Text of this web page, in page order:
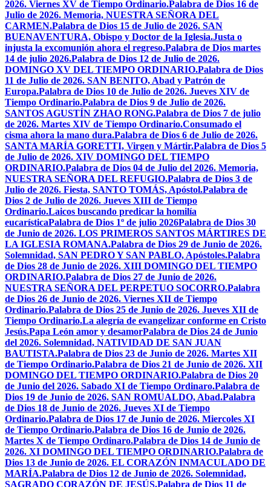
2026. Viernes XV de Tiempo Ordinario.Palabra de Dios 16 de
Julio de 2026. Memoria, NUESTRA SEÑORA DEL
CARMEN.Palabra de Dios 15 de Julio de 2026. SAN
BUENAVENTURA, Obispo y Doctor de la Iglesia.Justa o
injusta la excomunión ahora el regreso.Palabra de Dios martes
14 de julio 2026.Palabra de Dios 12 de Julio de 2026.
DOMINGO XV DEL TIEMPO ORDINARIO.Palabra de Dios
11 de Julio de 2026. SAN BENITO, Abad y Patrón de
Europa.Palabra de Dios 10 de Julio de 2026. Jueves XIV de
Tiempo Ordinario.Palabra de Dios 9 de Julio de 2026.
SANTOS AGUSTÍN ZHAO RONG.Palabra de Dios 7 de julio
de 2026. Martes XIV de Tiempo Ordinario.Consumado el
cisma ahora la mano dura.Palabra de Dios 6 de Julio de 2026.
SANTA MARÍA GORETTI, Virgen y Mártir.Palabra de Dios 5
de Julio de 2026. XIV DOMINGO DEL TIEMPO
ORDINARIO.Palabra de Dios 04 de Julio del 2026. Memoria,
NUESTRA SEÑORA DEL REFUGIO.Palabra de Dios 3 de
Julio de 2026. Fiesta, SANTO TOMÁS, Apóstol.Palabra de
Dios 2 de Julio de 2026. Jueves XIII de Tiempo
Ordinario.Laicos buscando predicar la homilía
eucarísticaPalabra de Dios 1º de julio 2026Palabra de Dios 30
de Junio de 2026. LOS PRIMEROS SANTOS MÁRTIRES DE
LA IGLESIA ROMANA.Palabra de Dios 29 de Junio de 2026.
Solemnidad, SAN PEDRO Y SAN PABLO, Apóstoles.Palabra
de Dios 28 de Junio de 2026. XIII DOMINGO DEL TIEMPO
ORDINARIO.Palabra de Dios 27 de Junio de 2026.
NUESTRA SEÑORA DEL PERPETUO SOCORRO.Palabra
de Dios 26 de Junio de 2026. Viernes XII de Tiempo
Ordinario.Palabra de Dios 25 de Junio de 2026. Jueves XII de
Tiempo Ordinario.La alegría de evangelizar conforme en Cristo
Jesús.Papa León amor y desamorPalabra de Dios 24 de Junio
del 2026. Solemnidad, NATIVIDAD DE SAN JUAN
BAUTISTA.Palabra de Dios 23 de Junio de 2026. Martes XII
de Tiempo Ordinario.Palabra de Dios 21 de Junio de 2026. XII
DOMINGO DEL TIEMPO ORDINARIO.Palabra de Dios 20
de Junio del 2026. Sabado XI de Tiempo Ordinaro.Palabra de
Dios 19 de Junio de 2026. SAN ROMUALDO, Abad.Palabra
de Dios 18 de Junio de 2026. Jueves XI de Tiempo
Ordinario.Palabra de Dios 17 de Junio de 2026. Miercoles XI
de Tiempo Ordinario.Palabra de Dios 16 de Junio de 2026.
Martes X de Tiempo Ordinaro.Palabra de Dios 14 de Junio de
2026. XI DOMINGO DEL TIEMPO ORDINARIO.Palabra de
Dios 13 de Junio de 2026. EL CORAZÓN INMACULADO DE
MARÍA.Palabra de Dios 12 de Junio de 2026. Solemnidad,
SAGRADO CORAZÓN DE JESÚS.Palabra de Dios 11 de